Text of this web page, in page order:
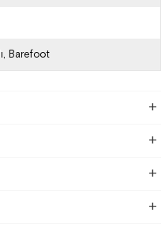
Barefoot